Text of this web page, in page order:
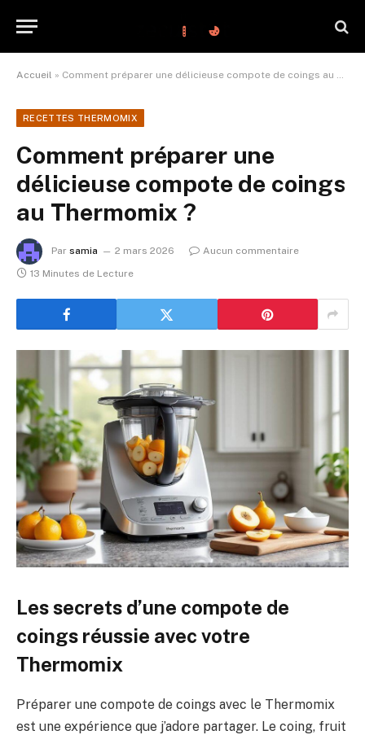
Accueil » Comment préparer une délicieuse compote de coings au Thermomix ?
RECETTES THERMOMIX
Comment préparer une
délicieuse compote de coings
au Thermomix ?
Par samia 2 mars 2026
Aucun commentaire
13 Minutes de Lecture
Les secrets d’une compote de
coings réussie avec votre
Thermomix
Préparer une compote de coings avec le Thermomix
est une expérience que j’adore partager. Le coing, fruit